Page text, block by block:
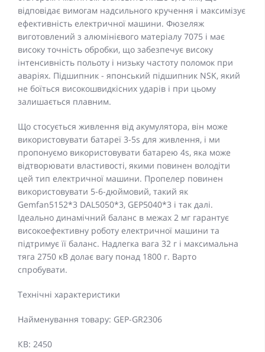
відповідає вимогам надсильного кручення і максимізує
ефективність електричної машини. Фюзеляж
виготовлений з алюмінієвого матеріалу 7075 і має
високу точність обробки, що забезпечує високу
інтенсивність польоту і низьку частоту поломок при
аваріях. Підшипник - японський підшипник NSK, який
не боїться високошвидкісних ударів і при цьому
залишається плавним.
Що стосується живлення від акумулятора, він може
використовувати батареї 3-5s для живлення, і ми
пропонуємо використовувати батарею 4s, яка може
відтворювати властивості, якими повинен володіти
цей тип електричної машини. Пропелер повинен
використовувати 5-6-дюймовий, такий як
Gemfan5152*3 DAL5050*3, GEP5040*3 і так далі.
Ідеально динамічний баланс в межах 2 мг гарантує
високоефективну роботу електричної машини та
підтримує її баланс. Надлегка вага 32 г і максимальна
тяга 2750 кВ долає вагу понад 1800 г. Варто
спробувати.
Технічні характеристики
Найменування товару: GEP-GR2306
КВ: 2450